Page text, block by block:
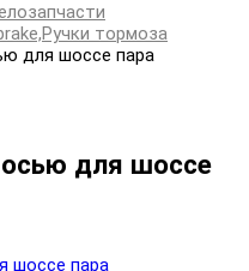
тормоза
для шоссе пара
осью для шоссе